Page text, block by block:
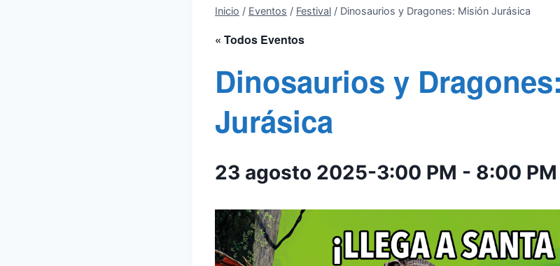
Inicio / Eventos / Festival / Dinosaurios y Dragones: Misión Jurásica
« Todos Eventos
Dinosaurios y
Jurásica
23 agosto 2025-3:00 PM - 8:00 PM